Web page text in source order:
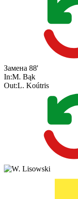
Замена 88'
In:M. Bąk
Out:L. Koútris